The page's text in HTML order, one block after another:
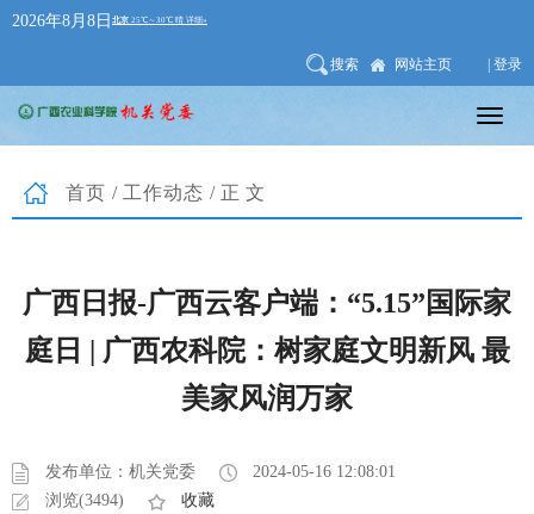
2026年8月8日
搜索 网站主页 | 登录
首页 / 工作动态 /正文
广西日报-广西云客户端：“5.15”国际家
庭日 | 广西农科院：树家庭文明新风 最
美家风润万家
发布单位：机关党委
2024-05-16 12:08:01
浏览(3494)
收藏